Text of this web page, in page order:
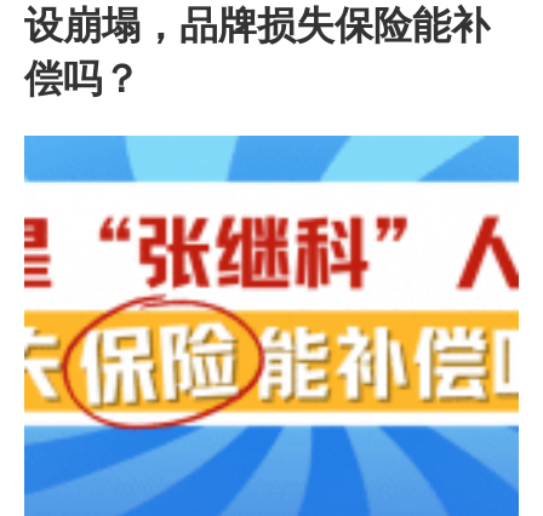
设崩塌，品牌损失保险能补
偿吗？